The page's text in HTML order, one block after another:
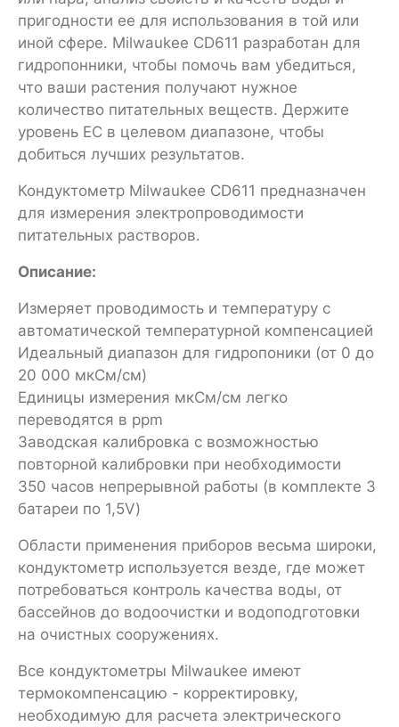
пригодности ее для использования в той или
иной сфере. Milwaukee CD611 разработан для
гидропонники, чтобы помочь вам убедиться,
что ваши растения получают нужное
количество питательных веществ. Держите
уровень EC в целевом диапазоне, чтобы
добиться лучших результатов.
Кондуктометр Milwaukee CD611 предназначен
для измерения электропроводимости
питательных растворов.
Описание:
Измеряет проводимость и температуру с
автоматической температурной компенсацией
Идеальный диапазон для гидропоники (от 0 до
20 000 мкСм/см)
Единицы измерения мкСм/см легко
переводятся в ppm
Заводская калибровка с возможностью
повторной калибровки при необходимости
350 часов непрерывной работы (в комплекте 3
батареи по 1,5V)
Области применения приборов весьма широки,
кондуктометр используется везде, где может
потребоваться контроль качества воды, от
бассейнов до водоочистки и водоподготовки
на очистных сооружениях.
Все кондуктометры Milwaukee имеют
термокомпенсацию - корректировку,
необходимую для расчета электрического